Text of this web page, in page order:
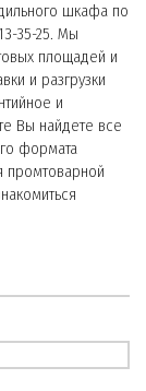
шкафа по
35-25. Мы
площадей и
и разгрузки
и
Вы найдете все
формата
промтоварной